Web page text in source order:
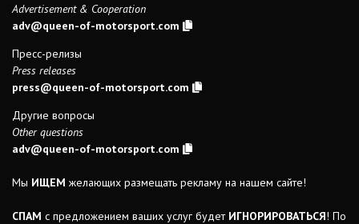
Advertisement & Cooperation
adv@queen-of-motorsport.com
Пресс-релизы
Press releases
press@queen-of-motorsport.com
Другие вопросы
Other questions
adv@queen-of-motorsport.com
Мы ИЩЕМ желающих размещать рекламу на нашем сайте!
СПАМ с предложением ваших услуг будет ИГНОРИРОВАТЬСЯ! По